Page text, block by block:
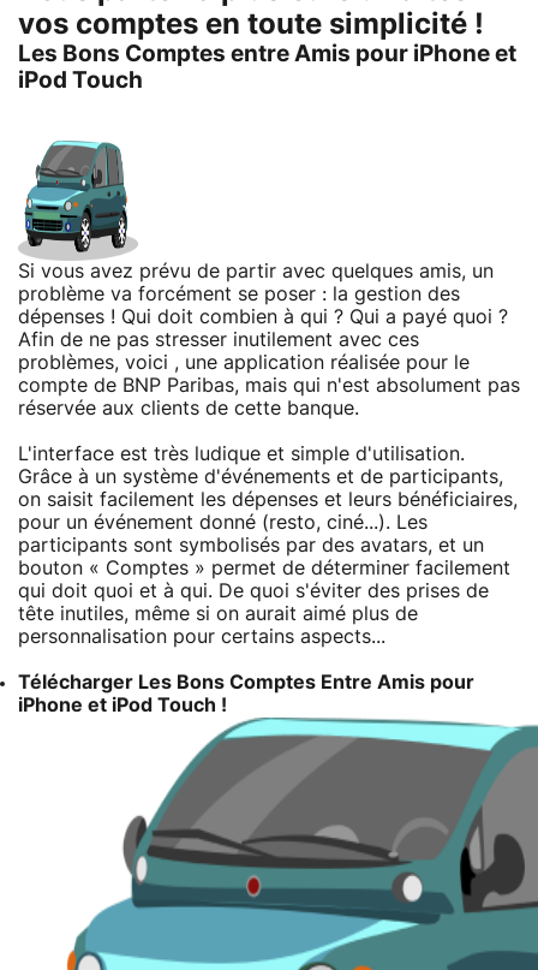
vos comptes en toute simplicité !
Les Bons Comptes entre Amis pour iPhone et
iPod Touch
Si vous avez prévu de partir avec quelques amis, un
problème va forcément se poser : la gestion des
dépenses ! Qui doit combien à qui ? Qui a payé quoi ?
Afin de ne pas stresser inutilement avec ces
problèmes, voici , une application réalisée pour le
compte de BNP Paribas, mais qui n'est absolument pas
réservée aux clients de cette banque.
L'interface est très ludique et simple d'utilisation.
Grâce à un système d'événements et de participants,
on saisit facilement les dépenses et leurs bénéficiaires,
pour un événement donné (resto, ciné...). Les
participants sont symbolisés par des avatars, et un
bouton « Comptes » permet de déterminer facilement
qui doit quoi et à qui. De quoi s'éviter des prises de
tête inutiles, même si on aurait aimé plus de
personnalisation pour certains aspects...
Télécharger Les Bons Comptes Entre Amis pour
iPhone et iPod Touch !